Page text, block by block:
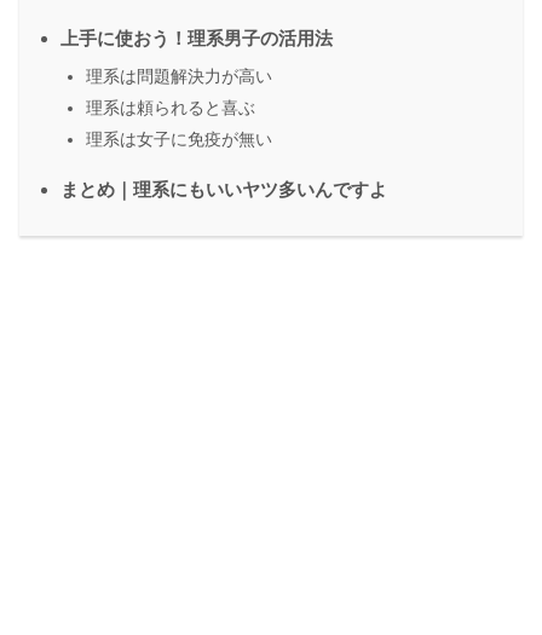
上手に使おう！理系男子の活用法
理系は問題解決力が高い
理系は頼られると喜ぶ
理系は女子に免疫が無い
まとめ｜理系にもいいヤツ多いんですよ